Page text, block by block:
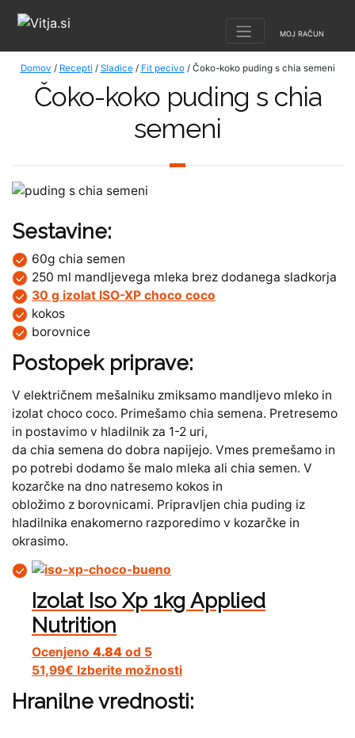
MOJ RAČUN
Domov / Recepti / Sladice/ Fit pecivo/ Čoko-koko puding s chia semeni
Čoko-koko puding s chia
semeni
Sestavine:
60g chia semen
250 ml mandljevega mleka brez dodanega sladkorja
30 g izolat ISO-XP choco coco
kokos
borovnice
Postopek priprave:
V električnem mešalniku zmiksamo mandljevo mleko in
izolat choco coco. Primešamo chia semena. Pretresemo
in postavimo v hladilnik za 1-2 uri,
da chia semena do dobra napijejo. Vmes premešamo in
po potrebi dodamo še malo mleka ali chia semen. V
kozarčke na dno natresemo kokos in
obložimo z borovnicami. Pripravljen chia puding iz
hladilnika enakomerno razporedimo v kozarčke in
okrasimo.
Izolat Iso Xp 1kg Applied
Nutrition
Ocenjeno 4.84 od 5
51,99€ Izberite možnosti
Hranilne vrednosti: